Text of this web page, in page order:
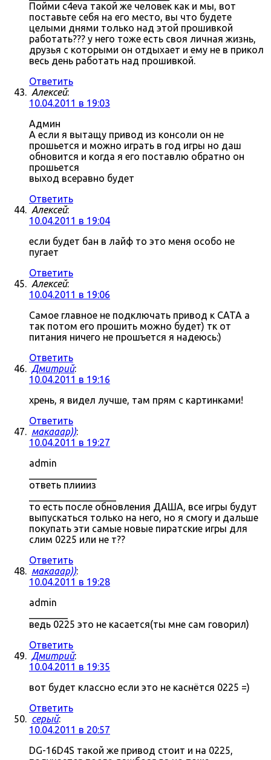
Пойми c4eva такой же человек как и мы, вот
поставьте себя на его место, вы что будете
целыми днями только над этой прошивкой
работать??? у него тоже есть своя личная жизнь,
друзья с которыми он отдыхает и ему не в прикол
весь день работать над прошивкой.
Ответить
Алексей:
10.04.2011 в 19:03
Админ
А если я вытащу привод из консоли он не
прошьется и можно играть в год игры но даш
обновится и когда я его поставлю обратно он
прошьется
выход всеравно будет
Ответить
Алексей:
10.04.2011 в 19:04
если будет бан в лайф то это меня особо не
пугает
Ответить
Алексей:
10.04.2011 в 19:06
Самое главное не подключать привод к САТА а
так потом его прошить можно будет) тк от
питания ничего не прошъется я надеюсь:)
Ответить
Дмитрий:
10.04.2011 в 19:16
хрень, я видел лучше, там прям с картинками!
Ответить
макааар)):
10.04.2011 в 19:27
admin
ответь плиииз
то есть после обновления ДАША, все игры будут
выпускаться только на него, но я смогу и дальше
покупать эти самые новые пиратские игры для
слим 0225 или не т??
Ответить
макааар)):
10.04.2011 в 19:28
admin
ведь 0225 это не касается(ты мне сам говорил)
Ответить
Дмитрий:
10.04.2011 в 19:35
вот будет классно если это не каснётся 0225 =)
Ответить
серый:
10.04.2011 в 20:57
DG-16D4S такой же привод стоит и на 0225,